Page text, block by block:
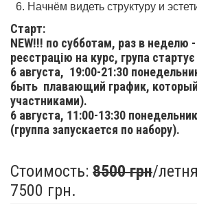
Начнём видеть структуру и
Старт:
NEW!!! по субботам, раз в неделю
реєстрацію на курс, група
6 августа, 19:00-21:30
быть плавающий график,
участниками).
6 августа, 11:00-13:30
(группа запускается по набору).
Стоимость: 8500 грн/
7500 грн.